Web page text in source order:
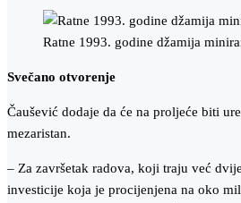
Ratne 1993. godine džamija
Svečano otvorenje
Čaušević dodaje da će na proljeće biti
mezaristan.
– Za završetak radova, koji traju već
investicije koja je procijenjena na oko